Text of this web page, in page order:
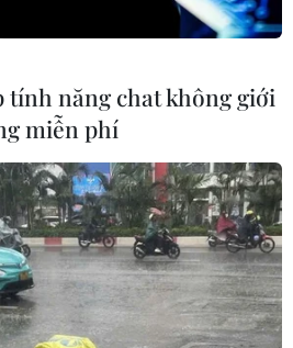
sư 2019: Loại ngay hồ
nộp hồ sơ xét chức danh
tịch Hội đồng Chức danh
Xuân Nhạ yêu cầu các hội
hồ sơ.
tính năng chat không giới
miễn phí